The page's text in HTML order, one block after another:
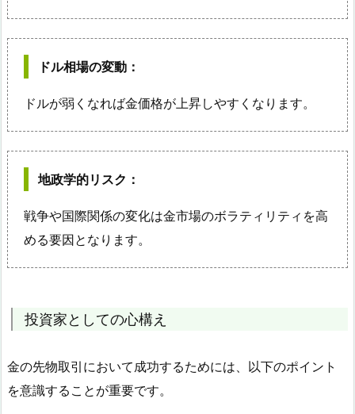
ドル相場の変動 ：
ドルが弱くなれば金価格が上昇しやすくなります。
地政学的リスク ：
戦争や国際関係の変化は金市場のボラティリティを高
める要因となります。
投資家としての心構え
金の先物取引において成功するためには、以下のポイント
を意識することが重要です。